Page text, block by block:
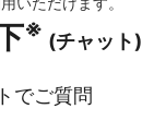
※ (チャット)
でご質問